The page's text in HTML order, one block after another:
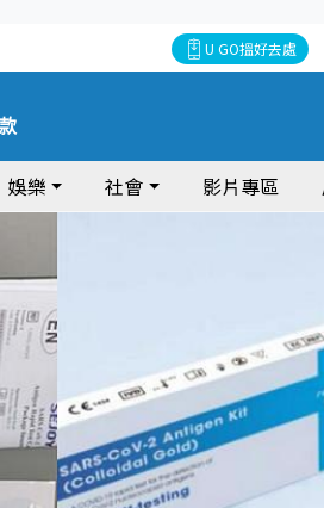
U GO搵好去處
娛樂 社會 影片專區